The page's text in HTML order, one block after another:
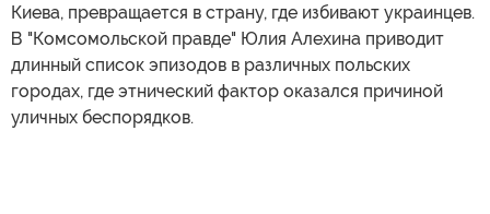
Киева, превращается в страну, где избивают украинцев.
В "Комсомольской правде" Юлия Алехина приводит
длинный список эпизодов в различных польских
городах, где этнический фактор оказался причиной
уличных беспорядков.